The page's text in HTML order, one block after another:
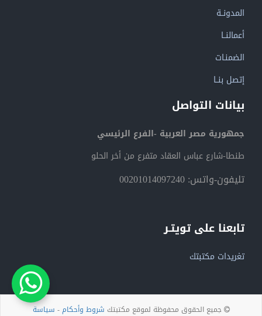
المدونــة
أعمالنــا
الضمنـات
إتصل بنــا
بيانات التواصل
جمهورية مصر العربية -الفرع الرئيسي
طنطا-شارع عباس العقاد متفرع من أخر الحلو
تليفون-واتس: 00201014097240
تابعنا على تويتـر
تغريدات مكتبتك
جميع الحقوق محفوظة لموقع مكتبتك شروط وأحكام- سياسة